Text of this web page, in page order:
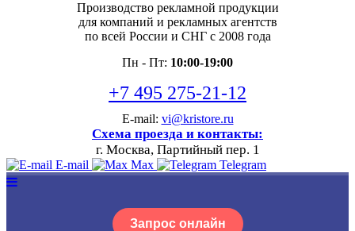
Производство рекламной продукции
для компаний и рекламных агентств
по всей России и СНГ с 2008 года
Пн - Пт: 10:00-19:00
+7 495 275-21-12
E-mail: vi@kristore.ru
Схема проезда и контакты:
г. Москва, Партийный пер. 1
E-mail Max Telegram
Запрос онлайн